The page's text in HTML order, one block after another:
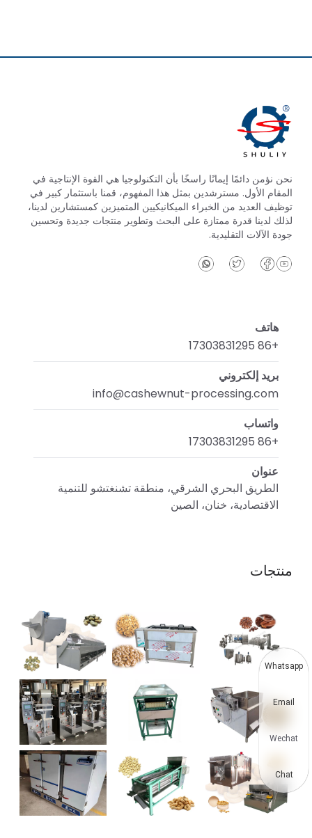
نحن نؤمن دائمًا إيمانًا راسخًا بأن التكنولوجيا هي القوة الإنتاجية في
المقام الأول. مسترشدين بمثل هذا المفهوم، قمنا باستثمار كبير في
توظيف العديد من الخبراء الميكانيكيين المتميزين كمستشارين لدينا،
لذلك لدينا قدرة ممتازة على البحث وتطوير منتجات جديدة وتحسين
جودة الآلات التقليدية.
هاتف
+86 17303831295
بريد إلكتروني
info@cashewnut-processing.com
واتساب
+86 17303831295
عنوان
الطريق البحري الشرقي، منطقة تشنغتشو للتنمية
الاقتصادية، خنان، الصين
منتجات
Whatsapp
Email
Wechat
Chat